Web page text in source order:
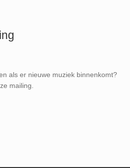
als er nieuwe muziek binnenkomt?
mailing.